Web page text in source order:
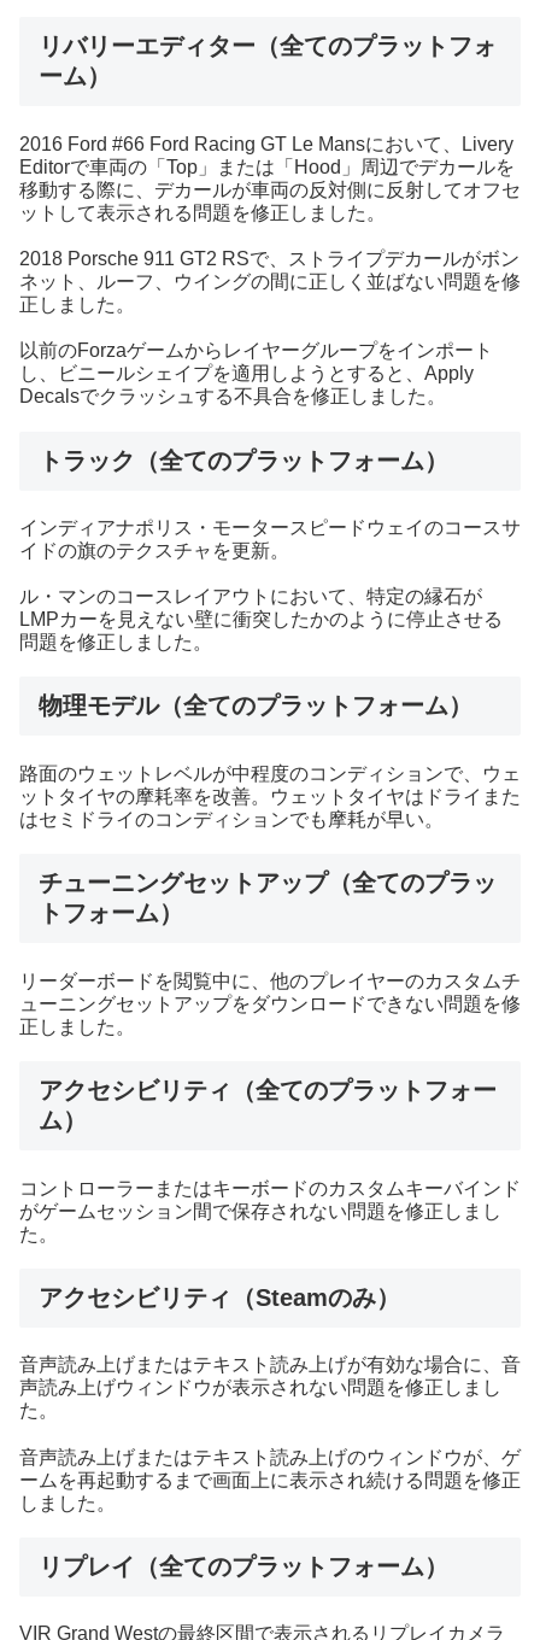
リバリーエディター（全てのプラットフォ
ーム）
2016 Ford #66 Ford Racing GT Le Mansにおいて、Livery
Editorで車両の「Top」または「Hood」周辺でデカールを
移動する際に、デカールが車両の反対側に反射してオフセ
ットして表示される問題を修正しました。
2018 Porsche 911 GT2 RSで、ストライプデカールがボン
ネット、ルーフ、ウイングの間に正しく並ばない問題を修
正しました。
以前のForzaゲームからレイヤーグループをインポート
し、ビニールシェイプを適用しようとすると、Apply
Decalsでクラッシュする不具合を修正しました。
トラック（全てのプラットフォーム）
インディアナポリス・モータースピードウェイのコースサ
イドの旗のテクスチャを更新。
ル・マンのコースレイアウトにおいて、特定の縁石が
LMPカーを見えない壁に衝突したかのように停止させる
問題を修正しました。
物理モデル（全てのプラットフォーム）
路面のウェットレベルが中程度のコンディションで、ウェ
ットタイヤの摩耗率を改善。ウェットタイヤはドライまた
はセミドライのコンディションでも摩耗が早い。
チューニングセットアップ（全てのプラッ
トフォーム）
リーダーボードを閲覧中に、他のプレイヤーのカスタムチ
ューニングセットアップをダウンロードできない問題を修
正しました。
アクセシビリティ（全てのプラットフォー
ム）
コントローラーまたはキーボードのカスタムキーバインド
がゲームセッション間で保存されない問題を修正しまし
た。
アクセシビリティ（Steamのみ）
音声読み上げまたはテキスト読み上げが有効な場合に、音
声読み上げウィンドウが表示されない問題を修正しまし
た。
音声読み上げまたはテキスト読み上げのウィンドウが、ゲ
ームを再起動するまで画面上に表示され続ける問題を修正
しました。
リプレイ（全てのプラットフォーム）
VIR Grand Westの最終区間で表示されるリプレイカメラ